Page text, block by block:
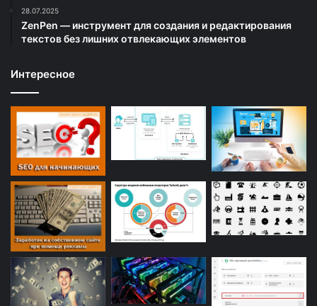
28.07.2025
ZenPen — инструмент для создания и редактирования
текстов без лишних отвлекающих элементов
Интересное